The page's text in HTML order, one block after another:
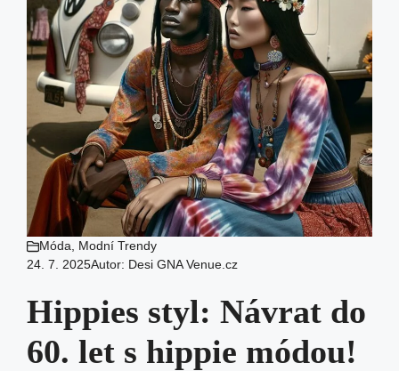
Móda
Modní Trendy
24. 7. 2025Autor: Desi GNA Venue.cz
Hippies styl: Návrat do
60. let s hippie módou!